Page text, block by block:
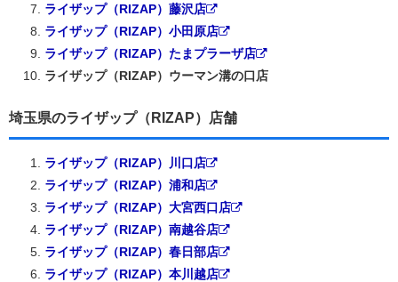
ライザップ（RIZAP）藤沢店
ライザップ（RIZAP）小田原店
ライザップ（RIZAP）たまプラーザ店
ライザップ（RIZAP）ウーマン溝の口店
埼玉県のライザップ（RIZAP）店舗
ライザップ（RIZAP）川口店
ライザップ（RIZAP）浦和店
ライザップ（RIZAP）大宮西口店
ライザップ（RIZAP）南越谷店
ライザップ（RIZAP）春日部店
ライザップ（RIZAP）本川越店